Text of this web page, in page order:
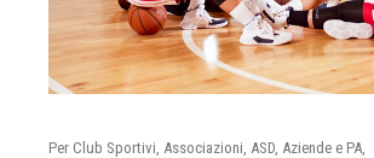
Per Club Sportivi, Associazioni, ASD, Aziende e PA,